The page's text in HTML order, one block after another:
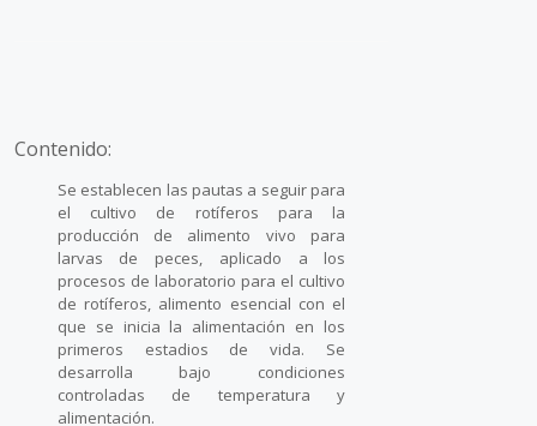
Contenido:
Se establecen las pautas a seguir para
el cultivo de rotíferos para la
producción de alimento vivo para
larvas de peces, aplicado a los
procesos de laboratorio para el cultivo
de rotíferos, alimento esencial con el
que se inicia la alimentación en los
primeros estadios de vida. Se
desarrolla bajo condiciones
controladas de temperatura y
alimentación.